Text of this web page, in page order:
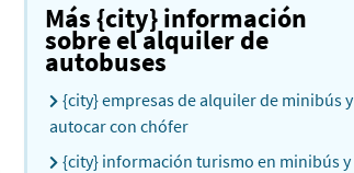
Más {city} información
sobre el alquiler de
autobuses
{city} empresas de alquiler de minibús y
autocar con chófer
{city} información turismo en minibús y